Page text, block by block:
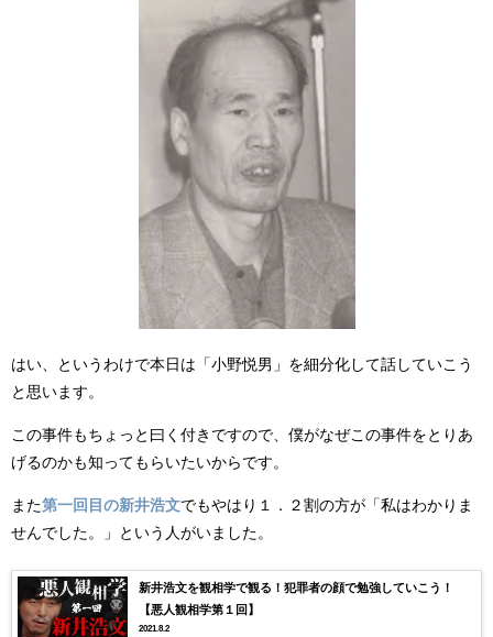
はい、というわけで本日は「小野悦男」を細分化して話していこう
と思います。
この事件もちょっと曰く付きですので、僕がなぜこの事件をとりあ
げるのかも知ってもらいたいからです。
また第一回目の新井浩文でもやはり１．２割の方が「私はわかりま
せんでした。」という人がいました。
新井浩文を観相学で観る！犯罪者の顔で勉強していこう！
【悪人観相学第１回】
2021.8.2